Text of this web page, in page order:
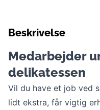
Beskrivelse
Medarbejder
delikatessen
Vil du have et job ved
lidt ekstra, får vigtig